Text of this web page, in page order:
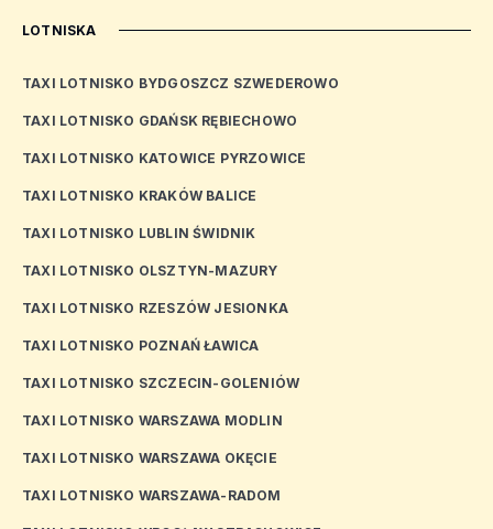
LOTNISKA
TAXI LOTNISKO BYDGOSZCZ SZWEDEROWO
TAXI LOTNISKO GDAŃSK RĘBIECHOWO
TAXI LOTNISKO KATOWICE PYRZOWICE
TAXI LOTNISKO KRAKÓW BALICE
TAXI LOTNISKO LUBLIN ŚWIDNIK
TAXI LOTNISKO OLSZTYN-MAZURY
TAXI LOTNISKO RZESZÓW JESIONKA
TAXI LOTNISKO POZNAŃ ŁAWICA
TAXI LOTNISKO SZCZECIN-GOLENIÓW
TAXI LOTNISKO WARSZAWA MODLIN
TAXI LOTNISKO WARSZAWA OKĘCIE
TAXI LOTNISKO WARSZAWA-RADOM